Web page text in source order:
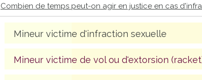
Combien de temps peut-on agir en justice en cas
Mineur victime d'infraction sexuelle
Mineur victime de vol ou d'extorsion